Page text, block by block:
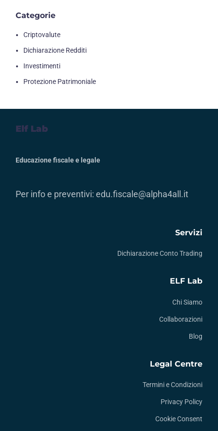
Categorie
Criptovalute
Dichiarazione Redditi
Investimenti
Protezione Patrimoniale
Elf Lab
Educazione fiscale e legale
Per info e preventivi:edu.fiscale@alpha4all.it
Servizi
Dichiarazione Conto Trading
ELF Lab
Chi Siamo
Collaborazioni
Blog
Legal Centre
Termini e Condizioni
Privacy Policy
Cookie Consent